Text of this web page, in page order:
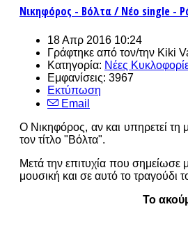
Νικηφόρος - Βόλτα / Νέο single -
18 Απρ 2016 10:24
Γράφτηκε από τον/την Kiki
Κατηγορία: Νέες
Εμφανίσεις: 3967
Εκτύπωση
Email
Ο Νικηφόρος, αν και υπηρετεί τη
τον τίτλο "Βόλτα".
Μετά την επιτυχία που
μουσική και σε αυτό το τραγούδι
Το